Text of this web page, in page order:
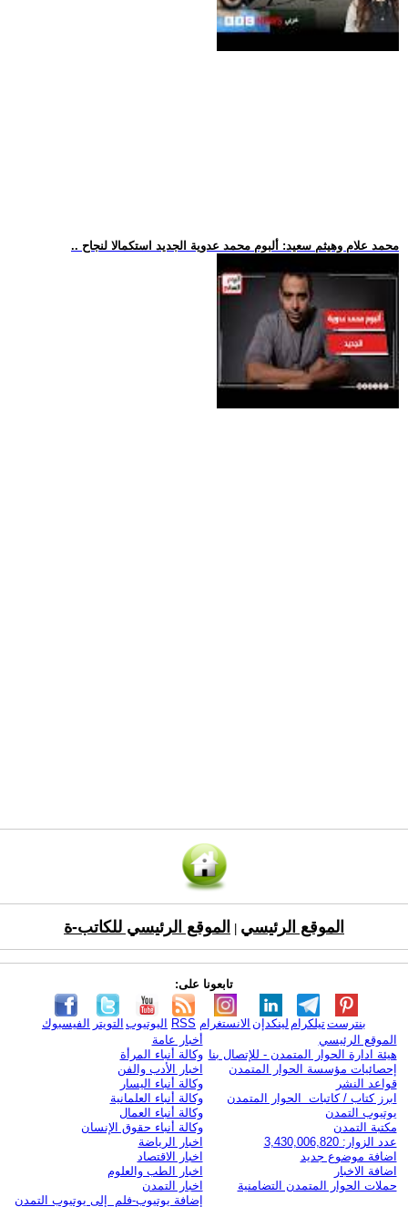
.. محمد علام وهيثم سعيد: ألبوم محمد عدوية الجديد استكمالا لنجاح
الموقع الرئيسي الموقع الرئيسي للكاتب-ة
تابعونا على:
الفيسبوك التويتر اليوتيوب RSS الانستغرام لينكدإن تيلكرامبنترست
الموقع الرئيسي
هيئة ادارة الحوار المتمدن - للإتصال بنا
إحصائيات مؤسسة الحوار المتمدن
قواعد النشر
ابرز كتاب / كاتبات الحوار المتمدن
يوتيوب التمدن
مكتبة التمدن
عدد الزوار: 3,430,006,820
اضافة موضوع جديد
اضافة الاخبار
حملات الحوار المتمدن التضامنية
أخبار عامة
وكالة أنباء المرأة
اخبار الأدب والفن
وكالة أنباء اليسار
وكالة أنباء العلمانية
وكالة أنباء العمال
وكالة أنباء حقوق الإنسان
اخبار الرياضة
اخبار الاقتصاد
اخبار الطب والعلوم
اخبار التمدن
إضافة يوتيوب-فلم إلى يوتيوب التمدن